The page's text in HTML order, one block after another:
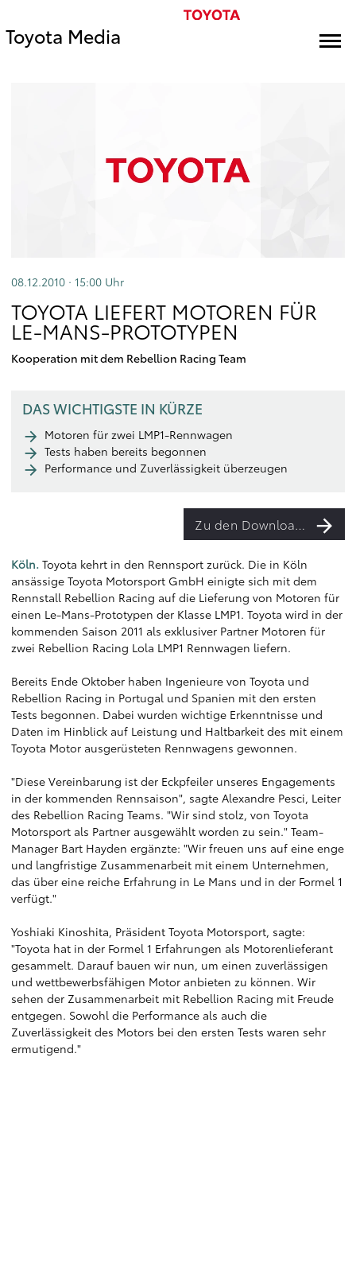
Toyota Media
08.12.2010 · 15:00 Uhr
TOYOTA LIEFERT MOTOREN FÜR
LE-MANS-PROTOTYPEN
Kooperation mit dem Rebellion Racing Team
DAS WICHTIGSTE IN KÜRZE
Motoren für zwei LMP1-Rennwagen
Tests haben bereits begonnen
Performance und Zuverlässigkeit überzeugen
Zu den Downloads
Köln. Toyota kehrt in den Rennsport zurück. Die in Köln
ansässige Toyota Motorsport GmbH einigte sich mit dem
Rennstall Rebellion Racing auf die Lieferung von Motoren für
einen Le-Mans-Prototypen der Klasse LMP1. Toyota wird in der
kommenden Saison 2011 als exklusiver Partner Motoren für
zwei Rebellion Racing Lola LMP1 Rennwagen liefern.
Bereits Ende Oktober haben Ingenieure von Toyota und
Rebellion Racing in Portugal und Spanien mit den ersten
Tests begonnen. Dabei wurden wichtige Erkenntnisse und
Daten im Hinblick auf Leistung und Haltbarkeit des mit einem
Toyota Motor ausgerüsteten Rennwagens gewonnen.
"Diese Vereinbarung ist der Eckpfeiler unseres Engagements
in der kommenden Rennsaison", sagte Alexandre Pesci, Leiter
des Rebellion Racing Teams. "Wir sind stolz, von Toyota
Motorsport als Partner ausgewählt worden zu sein." Team-
Manager Bart Hayden ergänzte: "Wir freuen uns auf eine enge
und langfristige Zusammenarbeit mit einem Unternehmen,
das über eine reiche Erfahrung in Le Mans und in der Formel 1
verfügt."
Yoshiaki Kinoshita, Präsident Toyota Motorsport, sagte:
"Toyota hat in der Formel 1 Erfahrungen als Motorenlieferant
gesammelt. Darauf bauen wir nun, um einen zuverlässigen
und wettbewerbsfähigen Motor anbieten zu können. Wir
sehen der Zusammenarbeit mit Rebellion Racing mit Freude
entgegen. Sowohl die Performance als auch die
Zuverlässigkeit des Motors bei den ersten Tests waren sehr
ermutigend."